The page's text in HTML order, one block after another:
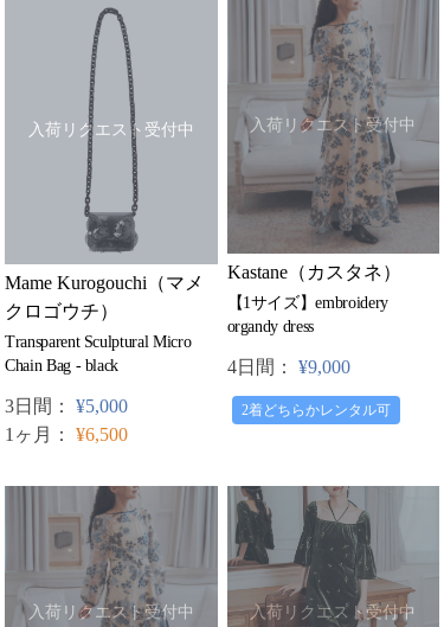
入荷リクエスト受付中
Mame Kurogouchi（マメ
クロゴウチ）
Transparent Sculptural Micro
Chain Bag - black
3日間： ¥5,000
1ヶ月： ¥6,500
入荷リクエスト受付中
Kastane（カスタネ）
【1サイズ】embroidery
organdy dress
4日間： ¥9,000
2着どちらかレンタル可
入荷リクエスト受付中 入荷リクエスト受付中